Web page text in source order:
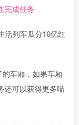
完成任务
车厢，如果车厢
还可以获得更多喵